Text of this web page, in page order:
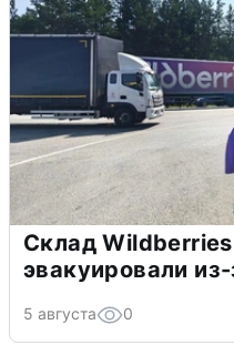
Склад
эвакуировали
5 августа 0